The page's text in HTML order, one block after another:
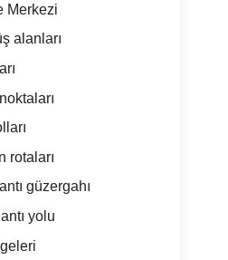
Merkezi
alanları
rotaları
güzergahı
yolu